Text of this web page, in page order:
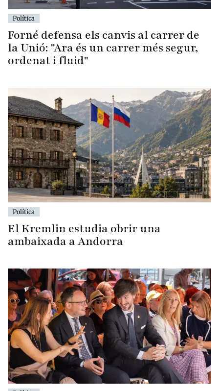
Política
Forné defensa els canvis al carrer de
la Unió: "Ara és un carrer més segur,
ordenat i fluid"
Política
El Kremlin estudia obrir una
ambaixada a Andorra